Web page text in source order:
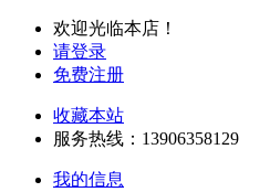
欢迎光临本店！
请登录
免费注册
收藏本站
服务热线：13906358129
我的信息